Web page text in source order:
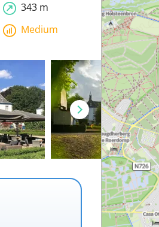
343 m
Medium